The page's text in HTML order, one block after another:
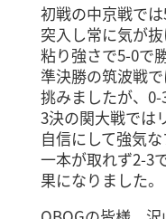
初戦の中京戦で
突入し常に気が
粘り強さで5-0で
準決勝の筑波戦
挑みましたが、0-
3決の関大戦では
自信にして強気
一本が取れず2-3
果になりました。